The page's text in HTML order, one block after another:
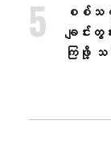
စစ်သင်္
ချင်းတွ
ကြဖို့ သ